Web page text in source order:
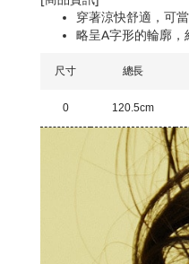
穿著涼快舒適， 可
略呈A字形的輪廓，
尺寸 總長
0 120.5cm